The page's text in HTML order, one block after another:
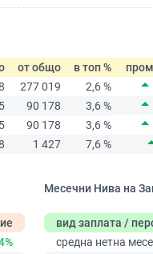
от общо в топ %
277 019 2,6 %
90 178 3,6 %
90 178 3,6 %
1 427 7,6 %
Месечни Нива на
вид заплата /
средна нетна